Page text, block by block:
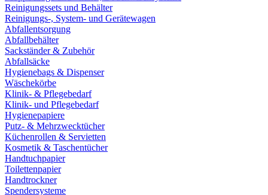
Reinigungssets und Behälter
Reinigungs-, System- und Gerätewagen
Abfallentsorgung
Abfallbehälter
Sackständer & Zubehör
Abfallsäcke
Hygienebags & Dispenser
Wäschekörbe
Klinik- & Pflegebedarf
Klinik- und Pflegebedarf
Hygienepapiere
Putz- & Mehrzwecktücher
Küchenrollen & Servietten
Kosmetik & Taschentücher
Handtuchpapier
Toilettenpapier
Handtrockner
Spendersysteme